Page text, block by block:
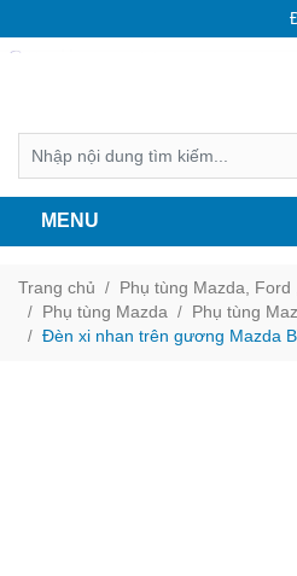
MENU
Trang chủ
Phụ tùng Mazda, Ford
Phụ tùng Mazda
Phụ tùng
Đèn xi nhan trên gương Mazda